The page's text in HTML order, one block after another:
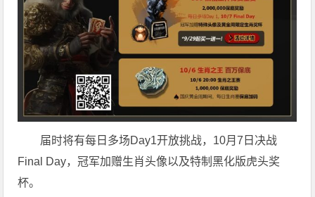
届时将有每日多场Day1开放挑战，10月7日决战
Final Day，冠军加赠生肖头像以及特制黑化版虎头奖
杯。